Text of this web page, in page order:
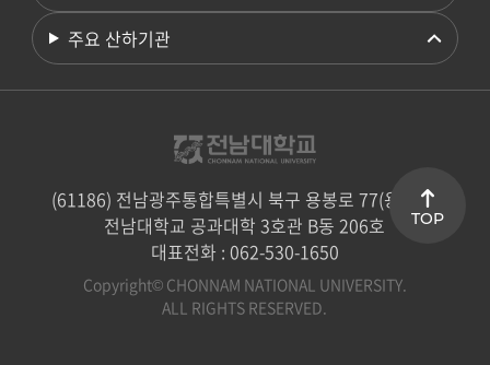
주요 산하기관
(61186) 전남광주통합특별시 북구 용봉로 77(용봉동)
전남대학교 공과대학 3호관 B동 206호
대표전화 : 062-530-1650
Copyright© CHONNAM NATIONAL UNIVERSITY.
ALL RIGHTS RESERVED.
TOP